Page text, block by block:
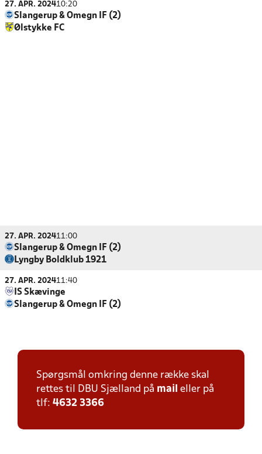
27. APR. 202410:20
Slangerup & Omegn IF (2)
Ølstykke FC
27. APR. 202411:00
Slangerup & Omegn IF (2)
Lyngby Boldklub 1921
27. APR. 202411:40
IS Skævinge
Slangerup & Omegn IF (2)
Spørgsmål omkring denne række skal
rettes til DBU Sjælland på mail eller på
tlf: 4632 3366